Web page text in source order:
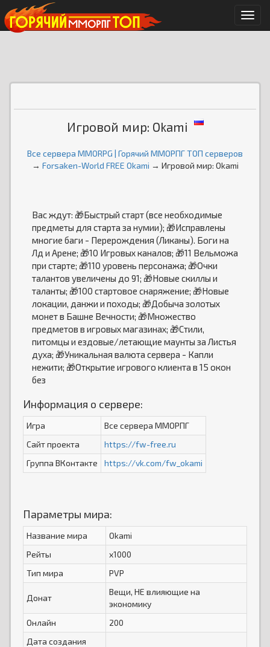
Меню
Игровой мир: Okami
Все сервера MMORPG | Горячий ММОРПГ ТОП серверов
→ Forsaken-World FREE Okami → Игровой мир: Okami
Вас ждут: 🎁Быстрый старт (все необходимые
предметы для старта за нумии); 🎁Исправлены
многие баги - Перерождения (Ликаны). Боги на
Лд и Арене; 🎁10 Игровых каналов; 🎁11 Вельможа
при старте; 🎁110 уровень персонажа; 🎁Очки
талантов увеличены до 91; 🎁Новые скиллы и
таланты; 🎁100 стартовое снаряжение; 🎁Новые
локации, данжи и походы; 🎁Добыча золотых
монет в Башне Вечности; 🎁Множество
предметов в игровых магазинах; 🎁Стили,
питомцы и ездовые/летающие маунты за Листья
духа; 🎁Уникальная валюта сервера - Капли
нежити; 🎁Открытие игрового клиента в 15 окон
без
Информация о сервере:
Игра
Все сервера ММОРПГ
Сайт проекта
https://fw-free.ru
Группа ВКонтакте
https://vk.com/fw_okami
Параметры мира:
Название мира
Okami
Рейты
x1000
Тип мира
PVP
Донат
Вещи, НЕ влияющие на
экономику
Онлайн
200
Дата создания